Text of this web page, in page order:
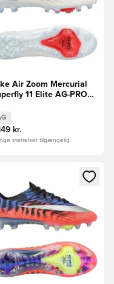
Air Zoom Mercurial
11 Elite AG-PRO
kr.
størrelser tilgængelig
tilmelde dig som
en Modal til at logge